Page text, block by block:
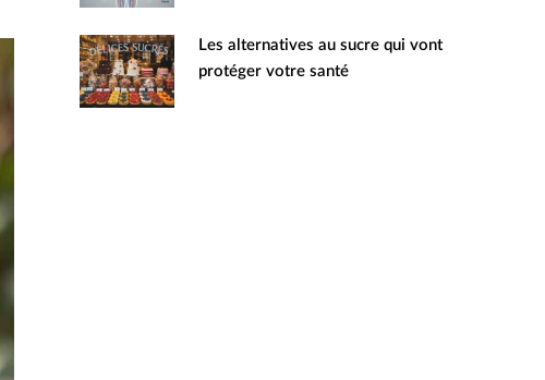
Les alternatives au sucre qui vont
protéger votre santé